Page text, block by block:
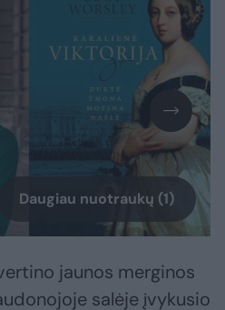
Daugiau nuotraukų (1)
jaunos merginos
salėje įvykusio